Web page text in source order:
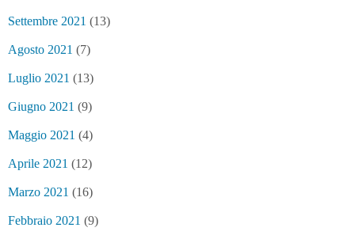
Settembre 2021 (13)
Agosto 2021 (7)
Luglio 2021 (13)
Giugno 2021 (9)
Maggio 2021 (4)
Aprile 2021 (12)
Marzo 2021 (16)
Febbraio 2021 (9)